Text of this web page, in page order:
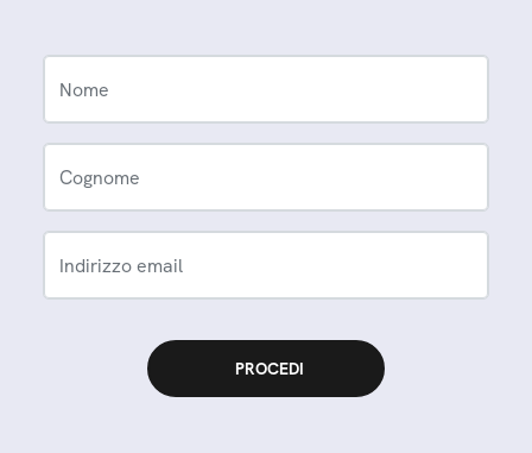
Nome
Cognome
Indirizzo email